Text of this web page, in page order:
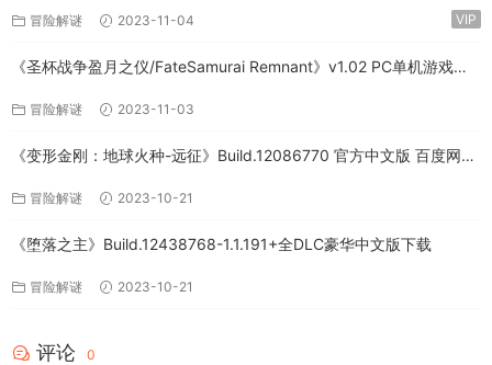
冒险解谜 2023-11-04 VIP
《圣杯战争盈月之仪/FateSamurai Remnant》v1.02 PC单机游戏下
冒险解谜 2023-11-03
《变形金刚：地球火种-远征》Build.12086770 官方中文版 百度网盘
冒险解谜 2023-10-21
《堕落之主》Build.12438768-1.1.191+全DLC豪华中文版下载
冒险解谜 2023-10-21
评论 0